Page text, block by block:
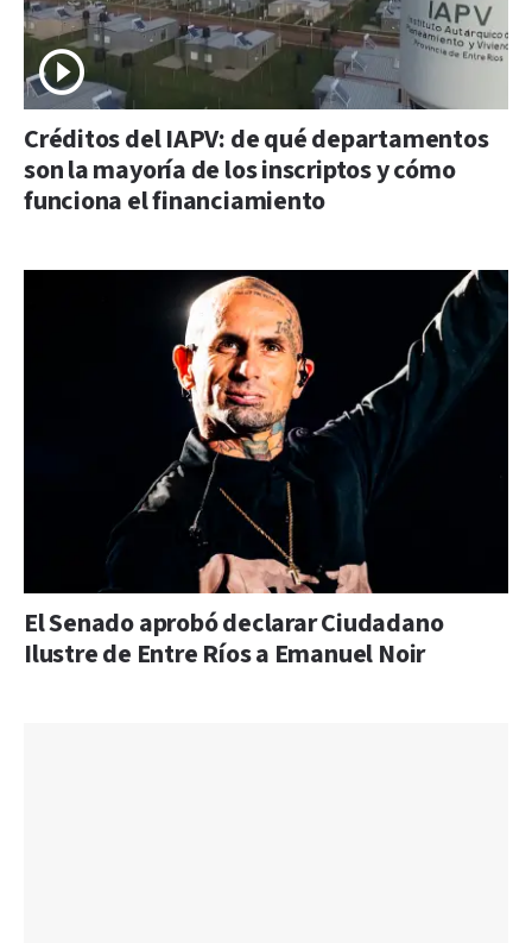
Créditos del IAPV: de qué departamentos
son la mayoría de los inscriptos y cómo
funciona el financiamiento
El Senado aprobó declarar Ciudadano
Ilustre de Entre Ríos a Emanuel Noir